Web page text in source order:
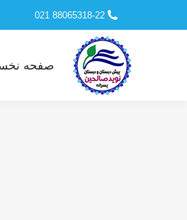
88065318-22 021
صفحه